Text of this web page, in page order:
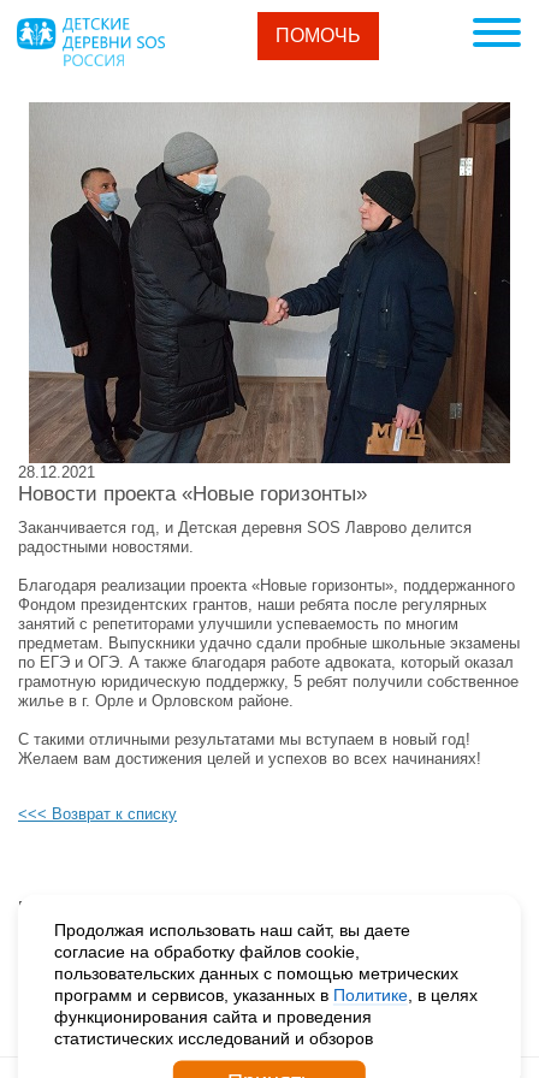
ПОМОЧЬ
28.12.2021
Новости проекта «Новые горизонты»
Заканчивается год, и Детская деревня SOS Лаврово делится
радостными новостями.
Благодаря реализации проекта «Новые горизонты», поддержанного
Фондом президентских грантов, наши ребята после регулярных
занятий с репетиторами улучшили успеваемость по многим
предметам. Выпускники удачно сдали пробные школьные экзамены
по ЕГЭ и ОГЭ. А также благодаря работе адвоката, который оказал
грамотную юридическую поддержку, 5 ребят получили собственное
жилье в г. Орле и Орловском районе.
С такими отличными результатами мы вступаем в новый год!
Желаем вам достижения целей и успехов во всех начинаниях!
<<< Возврат к списку
Будьте в курсе наших событий, подпишитесь на новости и акции
Нажимая на кнопку «Подписаться», вы даете согласие на
обработку персональных данных.
Продолжая использовать наш сайт, вы даете
согласие на обработку файлов cookie,
пользовательских данных с помощью метрических
программ и сервисов, указанных в Политике, в целях
функционирования сайта и проведения
статистических исследований и обзоров